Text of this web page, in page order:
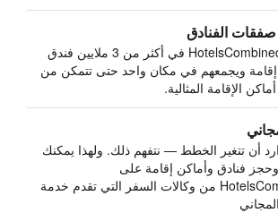
الفنادق
يبحث HotelsCombined في أكثر من 3 ملايين فندق
ويجمعهم في مكان واحد حتى تتمكن من
الإقامة المثالية.
أن تتغير الخطط — نتفهم ذلك. ولهذا يمكنك
فنادق وأماكن إقامة على
HotelsCombined من وكالات السفر التي تقدم خدمة